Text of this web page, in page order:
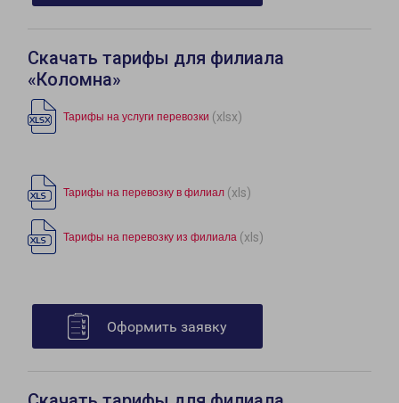
Скачать тарифы для филиала
«Коломна»
Тарифы на услуги перевозки (xlsx)
Тарифы на перевозку в филиал (xls)
Тарифы на перевозку из филиала (xls)
Оформить заявку